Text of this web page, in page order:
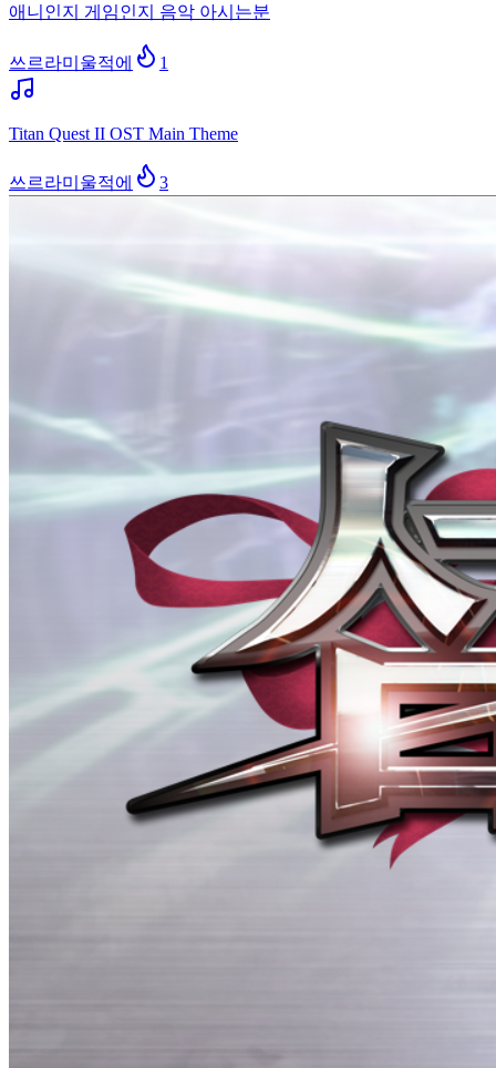
애니인지 게임인지 음악 아시는분
쓰르라미울적에 1
Titan Quest II OST Main Theme
쓰르라미울적에 3